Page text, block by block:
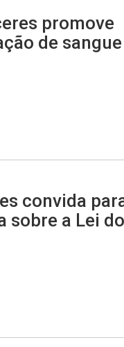
promove
de
convida
sobre a Lei do